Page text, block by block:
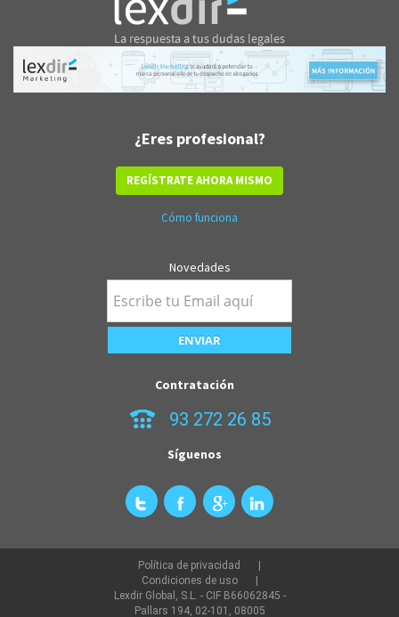
¿Eres profesional?
REGÍSTRATE AHORA MISMO
Cómo funciona
Novedades
Contratación
93 272 26 85
Síguenos
Política de privacidad
Condiciones de uso
Lexdir Global, S.L. - CIF B66062845 -
Pallars 194, 02-101, 08005